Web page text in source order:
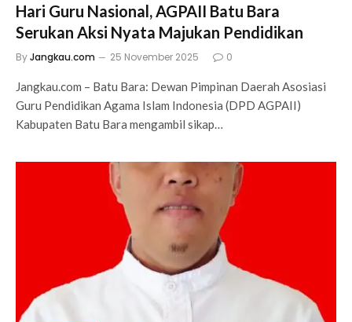
Hari Guru Nasional, AGPAII Batu Bara
Serukan Aksi Nyata Majukan Pendidikan
ByJangkau.com 25 November 2025 0
Jangkau.com – Batu Bara: Dewan Pimpinan Daerah Asosiasi
Guru Pendidikan Agama Islam Indonesia (DPD AGPAII)
Kabupaten Batu Bara mengambil sikap…